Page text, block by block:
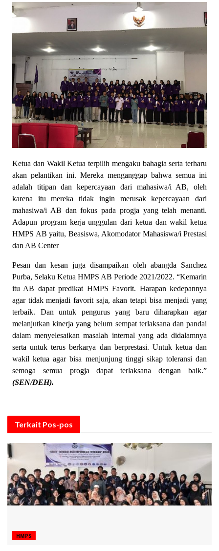
Ketua dan Wakil Ketua terpilih mengaku bahagiaserta terharu
akan pelantikan ini. Mereka menganggap bahwa semua ini
adalah titipan dan kepercayaan dari mahasiwa/i AB, oleh
karena itu mereka tidak ingin merusak kepercayaan dari
mahasiwa/i AB dan fokus pada progja yang telah menanti.
Adapun program kerja unggulan dari ketua dan wakil ketua
HMPS AB yaitu, Beasiswa, Akomodator Mahasiswa/i Prestasi
dan AB Center
Pesan dan kesan juga disampaikan oleh abangda Sanchez
Purba, Selaku Ketua HMPS AB Periode 2021/2022. “Kemarin
itu AB dapat predikat HMPS Favorit. Harapan kedepannya
agar tidak menjadi favorit saja, akan tetapi bisamenjadi yang
terbaik. Dan untuk pengurus yang baru diharapkan agar
melanjutkan kinerja yang belum sempat terlaksana danpandai
dalam menyelesaikan masalah internal yang ada didalamnya
serta untuk terus berkarya dan berprestasi. Untuk ketua dan
wakil ketua agar bisa menjunjung tinggi sikap toleransi dan
semoga semua progja dapat terlaksana dengan baik.”
(SEN/DEH).
Terkait Pos-pos
HMPS